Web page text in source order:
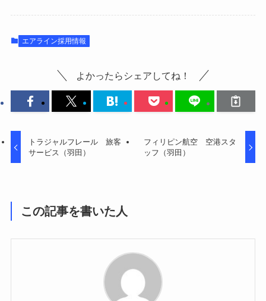
エアライン採用情報
よかったらシェアしてね！
トラジャルフレール 旅客
サービス（羽田）
フィリピン航空 空港スタ
ッフ（羽田）
この記事を書いた人